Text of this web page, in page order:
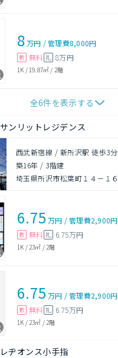
8万円 /管理費8,000円
敷 無料 礼 8万円
1K / 19.87㎡ / 2階
全6件を表示する
サンリットレジデンス
西武新宿線 / 新所沢駅 徒歩3分
築16年 / 3階建
埼玉県所沢市松葉町１４－１６
6.75 万円 /管理費2,900円
敷 無料 礼 6.75万円
1K / 23㎡ / 2階
6.75 万円 /管理費2,900円
敷 無料 礼 6.75万円
1K / 23㎡ / 2階
レヂオンス小手指